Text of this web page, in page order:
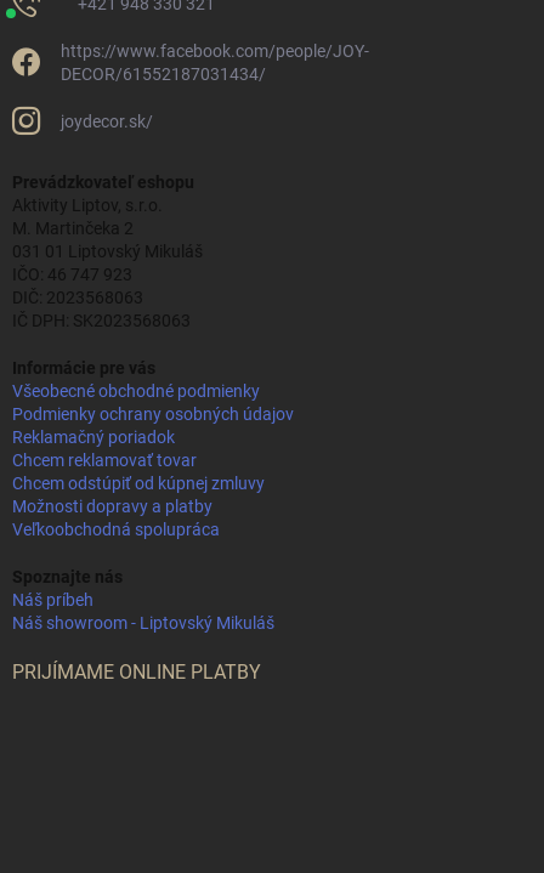
https://www.facebook.com/people/JOY-
DECOR/61552187031434/
joydecor.sk/
Prevádzkovateľ eshopu
Aktivity Liptov, s.r.o.
M. Martinčeka 2
031 01 Liptovský Mikuláš
IČO: 46 747 923
DIČ: 2023568063
IČ DPH: SK2023568063
Informácie pre vás
Všeobecné obchodné podmienky
Podmienky ochrany osobných údajov
Reklamačný poriadok
Chcem reklamovať tovar
Chcem odstúpiť od kúpnej zmluvy
Možnosti dopravy a platby
Veľkoobchodná spolupráca
Spoznajte nás
Náš príbeh
Náš showroom - Liptovský Mikuláš
PRIJÍMAME ONLINE PLATBY